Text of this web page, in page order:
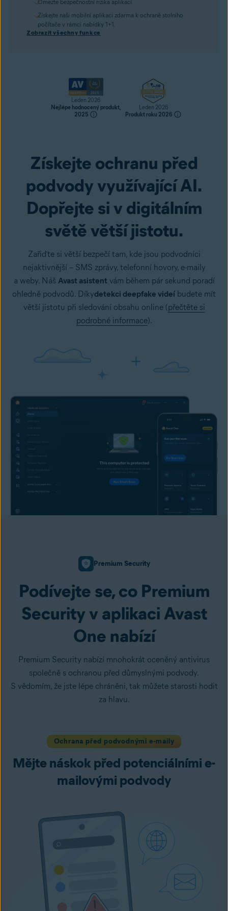
Omezte bezpečnostní rizika aplikací.
Získejte naši mobilní aplikaci zdarma k ochraně stolního
počítače v rámci nabídky 1+1.
Zobrazit všechny funkce
Leden 2026
Nejlépe hodnocený produkt,
2025
Leden 2026
Produkt roku 2026
Pořídit
Získejte ochranu před
podvody využívající AI.
Dopřejte si v digitálním
světě větší jistotu.
Zařiďte si větší bezpečí tam, kde jsou podvodníci
nejaktivnější – SMS zprávy, telefonní hovory, e-maily
a weby. Náš Avast asistent vám během pár sekund poradí
ohledně podvodů. Díkydetekci deepfake videíbudete mít
větší jistotu při sledování obsahu online (přečtěte si
podrobné informace).
Premium Security
Podívejte se, co Premium
Security v aplikaci Avast
One nabízí
Premium Security nabízí mnohokrát oceněný antivirus
společně s ochranou před důmyslnými podvody.
S vědomím, že jste lépe chráněni, tak můžete starosti hodit
za hlavu.
Ochrana před podvodnými e-maily
Mějte náskok před potenciálními e-
mailovými podvody